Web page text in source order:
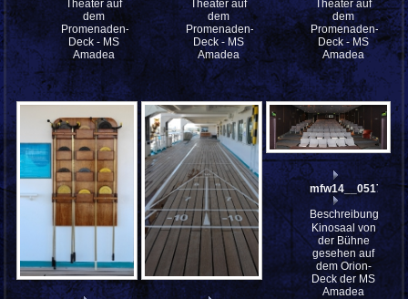
Theater auf
dem
Promenaden-
Deck - MS
Amadea
Theater auf
dem
Promenaden-
Deck - MS
Amadea
Theater auf
dem
Promenaden-
Deck - MS
Amadea
mfw14__051743st
Beschreibung:
Kinosaal von
der Bühne
gesehen auf
dem Orion-
Deck der MS
Amadea